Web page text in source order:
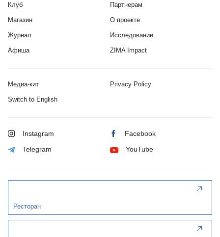
Клуб
Магазин
Журнал
Афиша
Партнерам
О проекте
Исследование
ZIMA Impact
Медиа-кит Privacy Policy
Switch to English
Instagram Facebook
Telegram YouTube
Ресторан